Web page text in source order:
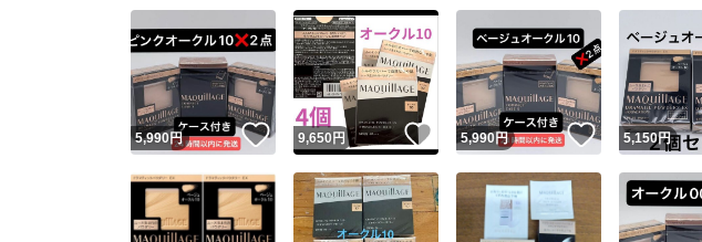
5,990円 いいね！
9,650 円 いいね！
5,990円 いいね！
5,150円